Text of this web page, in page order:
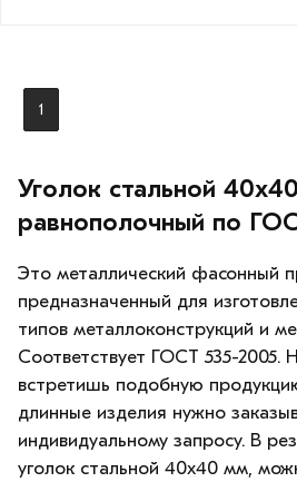
1
Уголок стальной
равнополочный по
Это металлический фасонный
предназначенный для
типов металлоконструкций и
Соответствует ГОСТ 535-2005.
встретишь подобную
длинные изделия нужно
индивидуальному запросу. В
уголок стальной 40х40 мм,